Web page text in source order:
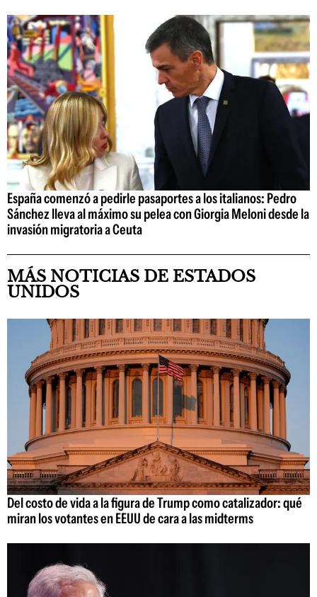
España comenzó a pedirle pasaportes a los italianos: Pedro
Sánchez lleva al máximo su pelea con Giorgia Meloni desde la
invasión migratoria a Ceuta
MÁS NOTICIAS DE ESTADOS
UNIDOS
Del costo de vida a la figura de Trump como catalizador: qué
miran los votantes en EEUU de cara a las midterms